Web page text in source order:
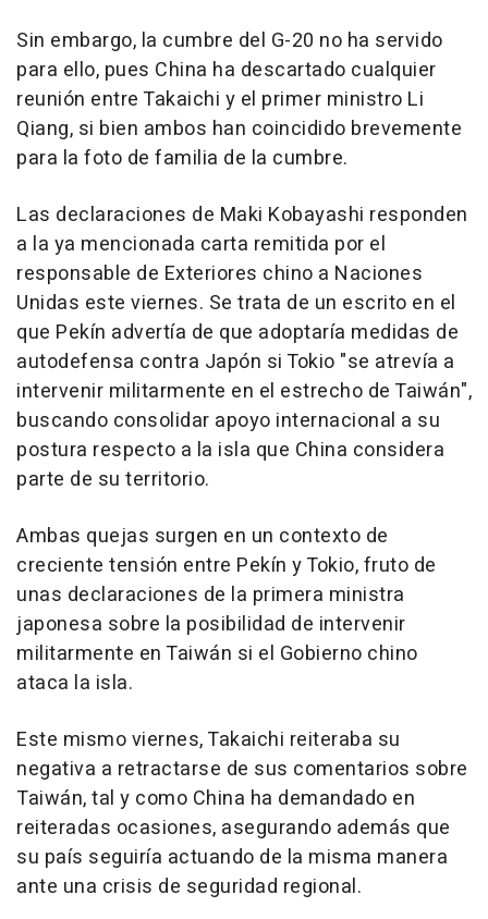
Sin embargo, la cumbre del G-20 no ha servido
para ello, pues China ha descartado cualquier
reunión entre Takaichi y el primer ministro Li
Qiang, si bien ambos han coincidido brevemente
para la foto de familia de la cumbre.
Las declaraciones de Maki Kobayashi responden
a la ya mencionada carta remitida por el
responsable de Exteriores chino a Naciones
Unidas este viernes. Se trata de un escrito en el
que Pekín advertía de que adoptaría medidas de
autodefensa contra Japón si Tokio "se atrevía a
intervenir militarmente en el estrecho de Taiwán",
buscando consolidar apoyo internacional a su
postura respecto a la isla que China considera
parte de su territorio.
Ambas quejas surgen en un contexto de
creciente tensión entre Pekín y Tokio, fruto de
unas declaraciones de la primera ministra
japonesa sobre la posibilidad de intervenir
militarmente en Taiwán si el Gobierno chino
ataca la isla.
Este mismo viernes, Takaichi reiteraba su
negativa a retractarse de sus comentarios sobre
Taiwán, tal y como China ha demandado en
reiteradas ocasiones, asegurando además que
su país seguiría actuando de la misma manera
ante una crisis de seguridad regional.